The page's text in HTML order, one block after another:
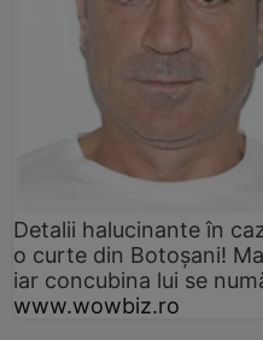
Detalii halucinante în
o curte din Botoșani!
iar concubina lui se
www.wowbiz.ro